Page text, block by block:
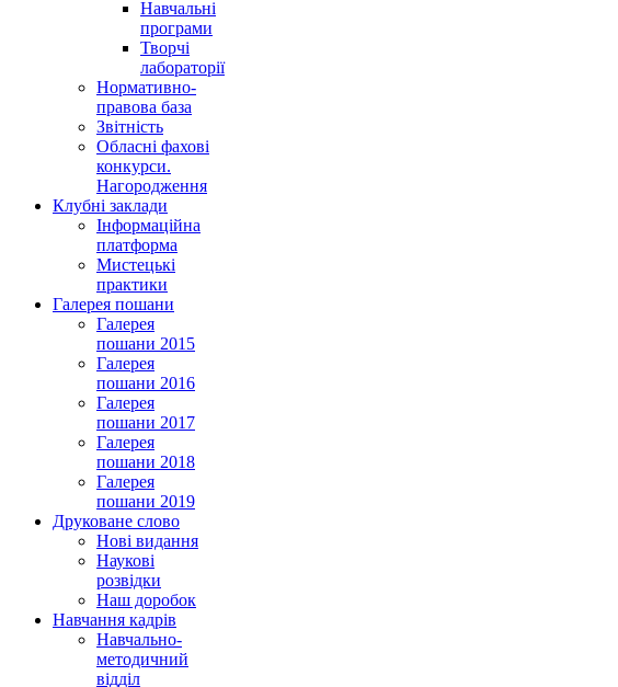
Навчальні
програми
Творчі
лабораторії
Нормативно-
правова база
Звітність
Обласні фахові
конкурси.
Нагородження
Клубні заклади
Інформаційна
платформа
Мистецькі
практики
Галерея пошани
Галерея
пошани 2015
Галерея
пошани 2016
Галерея
пошани 2017
Галерея
пошани 2018
Галерея
пошани 2019
Друковане слово
Нові видання
Наукові
розвідки
Наш доробок
Навчання кадрів
Навчально-
методичний
відділ